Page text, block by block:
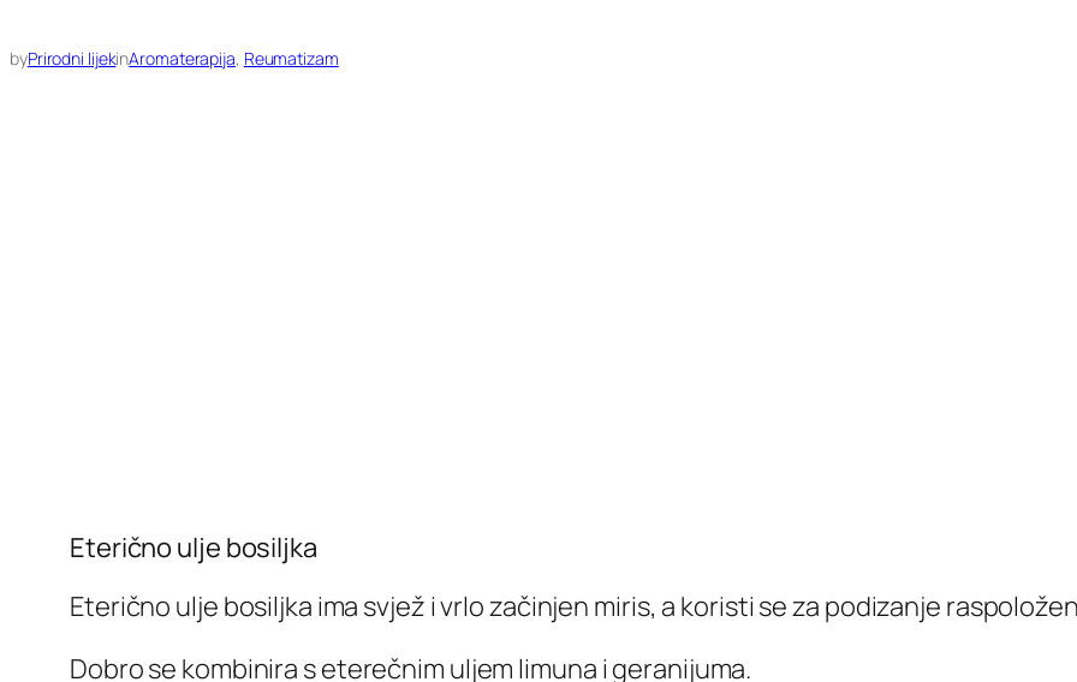
byPrirodni lijekinAromaterapija, Reumatizam
Eterično ulje bosiljka
Eterično ulje bosiljka ima svjež i vrlo začinjen miris, a koristi se za podizanje
Dobro se kombinira s eterečnim uljem limuna i geranijuma.